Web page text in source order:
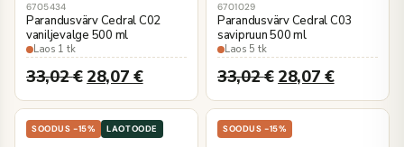
6705434
Parandusvärv Cedral C02
vaniljevalge 500 ml
Laos 1 tk
33,02€ 28,07 €
6701029
Parandusvärv Cedral C03
savipruun 500 ml
Laos 5 tk
33,02€ 28,07 €
SOODUS -15% LAOTOODE SOODUS -15%